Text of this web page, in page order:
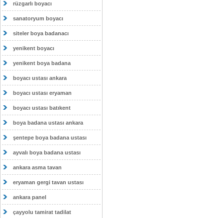
rüzgarlı boyacı
sanatoryum boyacı
siteler boya badanacı
yenikent boyacı
yenikent boya badana
boyacı ustası ankara
boyacı ustası eryaman
boyacı ustası batıkent
boya badana ustası ankara
şentepe boya badana ustası
ayvalı boya badana ustası
ankara asma tavan
eryaman gergi tavan ustası
ankara panel
çayyolu tamirat tadilat